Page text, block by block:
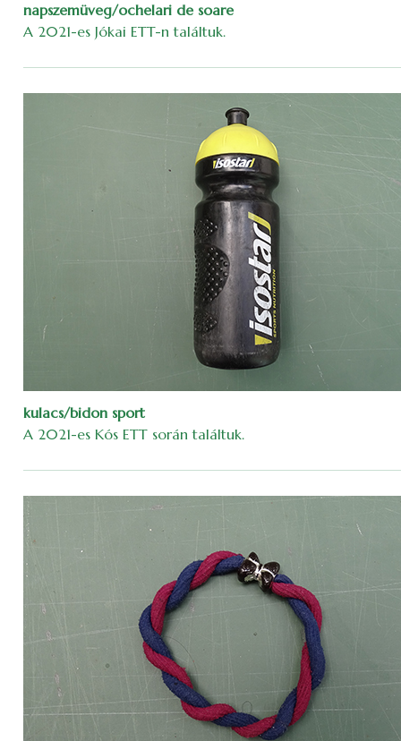
napszemüveg/ochelari de soare
A 2021-es Jókai ETT-n találtuk.
kulacs/bidon sport
A 2021-es Kós ETT során találtuk.